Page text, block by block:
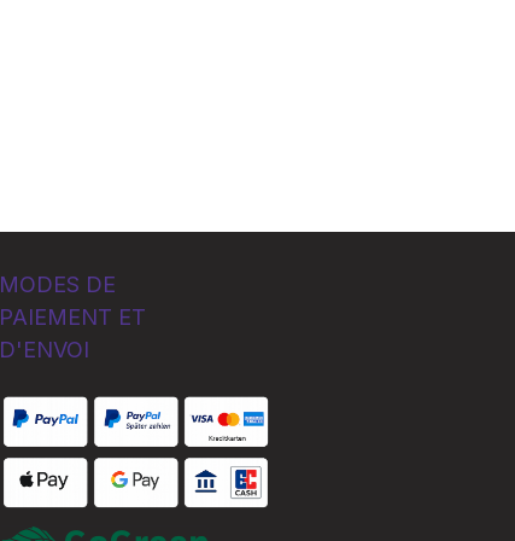
MODES DE
PAIEMENT ET
D'ENVOI
Custom image 1